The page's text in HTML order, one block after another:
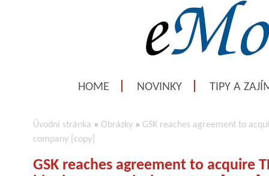
HOME NOVINKY TIPY A
Úvodní stránka » Obrázky » GSK reaches agreement to
company [copy]
GSK reaches agreement to acquire